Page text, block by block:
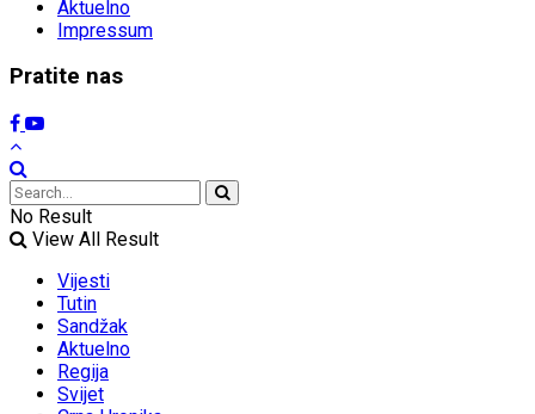
Aktuelno
Impressum
Pratite nas
No Result
View All Result
Vijesti
Tutin
Sandžak
Aktuelno
Regija
Svijet